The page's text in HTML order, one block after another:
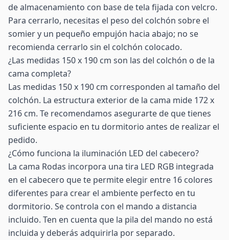
de almacenamiento con base de tela fijada con velcro.
Para cerrarlo, necesitas el peso del colchón sobre el
somier y un pequeño empujón hacia abajo; no se
recomienda cerrarlo sin el colchón colocado.
¿Las medidas 150 x 190 cm son las del colchón o de la
cama completa?
Las medidas 150 x 190 cm corresponden al tamaño del
colchón. La estructura exterior de la cama mide 172 x
216 cm. Te recomendamos asegurarte de que tienes
suficiente espacio en tu dormitorio antes de realizar el
pedido.
¿Cómo funciona la iluminación LED del cabecero?
La cama Rodas incorpora una tira LED RGB integrada
en el cabecero que te permite elegir entre 16 colores
diferentes para crear el ambiente perfecto en tu
dormitorio. Se controla con el mando a distancia
incluido. Ten en cuenta que la pila del mando no está
incluida y deberás adquirirla por separado.